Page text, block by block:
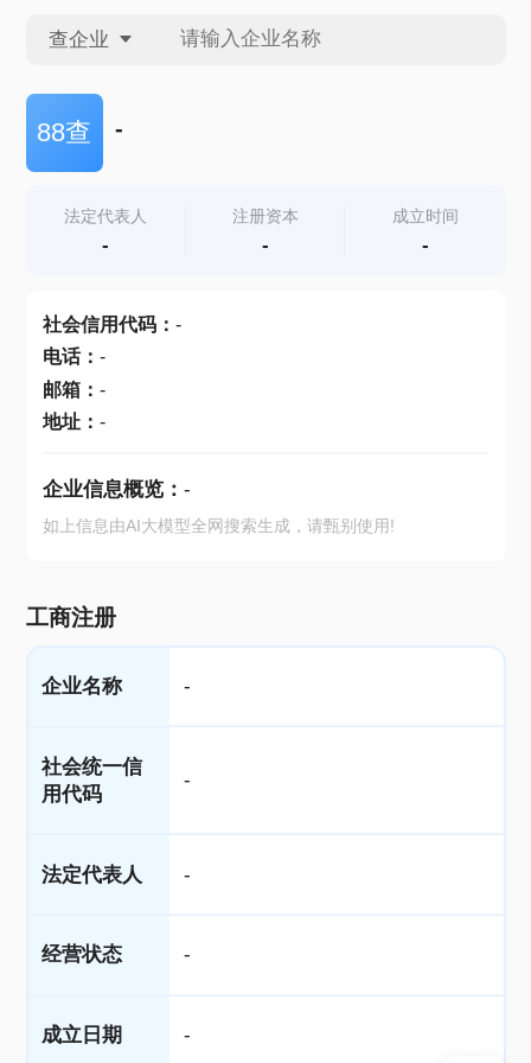
查企业
查企业
查产地
88查 -
法定代表人
-
注册资本
-
成立时间
-
社会信用代码： -
电话： -
邮箱： -
地址： -
企业信息概览： -
如上信息由AI大模型全网搜索生成，请甄别使用!
工商注册
企业名称 -
社会统一信
用代码
-
法定代表人 -
经营状态 -
成立日期 -